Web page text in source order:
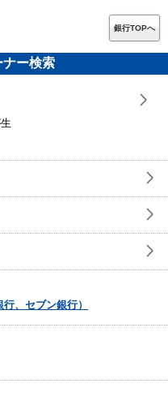
銀行TOPへ
ナー検索
、セブン銀行）